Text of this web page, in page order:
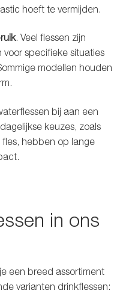
hoeft te vermijden.
. Veel flessen zijn
voor specifieke situaties
modellen houden
bij aan een
keuzes, zoals
hebben op lange
in ons
een breed assortiment
varianten drinkflessen: